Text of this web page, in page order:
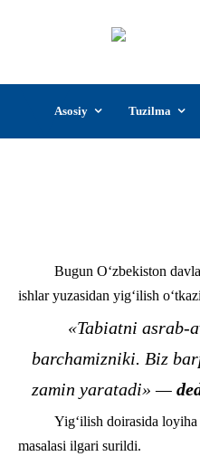
content
Asosiy Tuzilma
Bugun O‘zbekiston
ishlar yuzasidan yig‘ilish
«Tabiatni asrab-
barchamizniki. Biz
zamin yaratadi» —
Yig‘ilish doirasida loyiha
masalasi ilgari surildi.